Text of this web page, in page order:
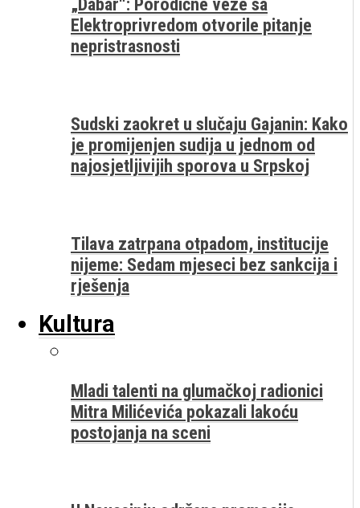
Elektroprivredom otvorile pitanje
nepristrasnosti
Sudski zaokret u slučaju Gajanin: Kako
je promijenjen sudija u jednom od
najosjetljivijih sporova u Srpskoj
Tilava zatrpana otpadom, institucije
nijeme: Sedam mjeseci bez sankcija i
rješenja
Kultura
Mladi talenti na glumačkoj radionici
Mitra Milićevića pokazali lakoću
postojanja na sceni